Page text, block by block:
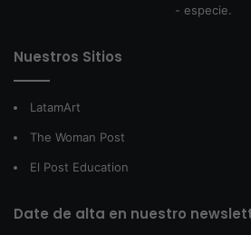
- especie.
Nuestros Sitios
LatamArt
The Woman Post
El Post Education
Date de alta en nuestro